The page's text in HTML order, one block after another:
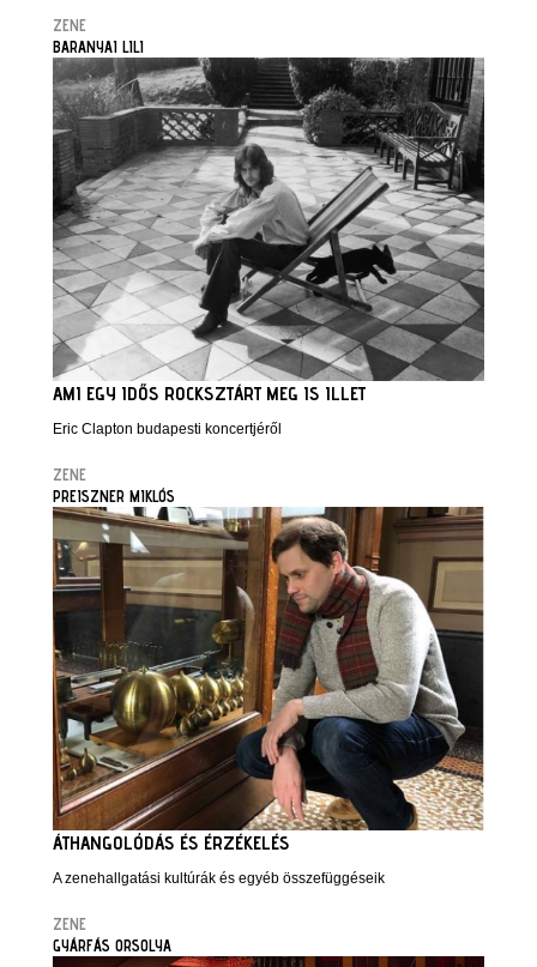
ZENE
BARANYAI LILI
AMI EGY IDŐS ROCKSZTÁRT MEG IS ILLET
Eric Clapton budapesti koncertjéről
ZENE
PREISZNER MIKLÓS
ÁTHANGOLÓDÁS ÉS ÉRZÉKELÉS
A zenehallgatási kultúrák és egyéb összefüggéseik
ZENE
GYÁRFÁS ORSOLYA